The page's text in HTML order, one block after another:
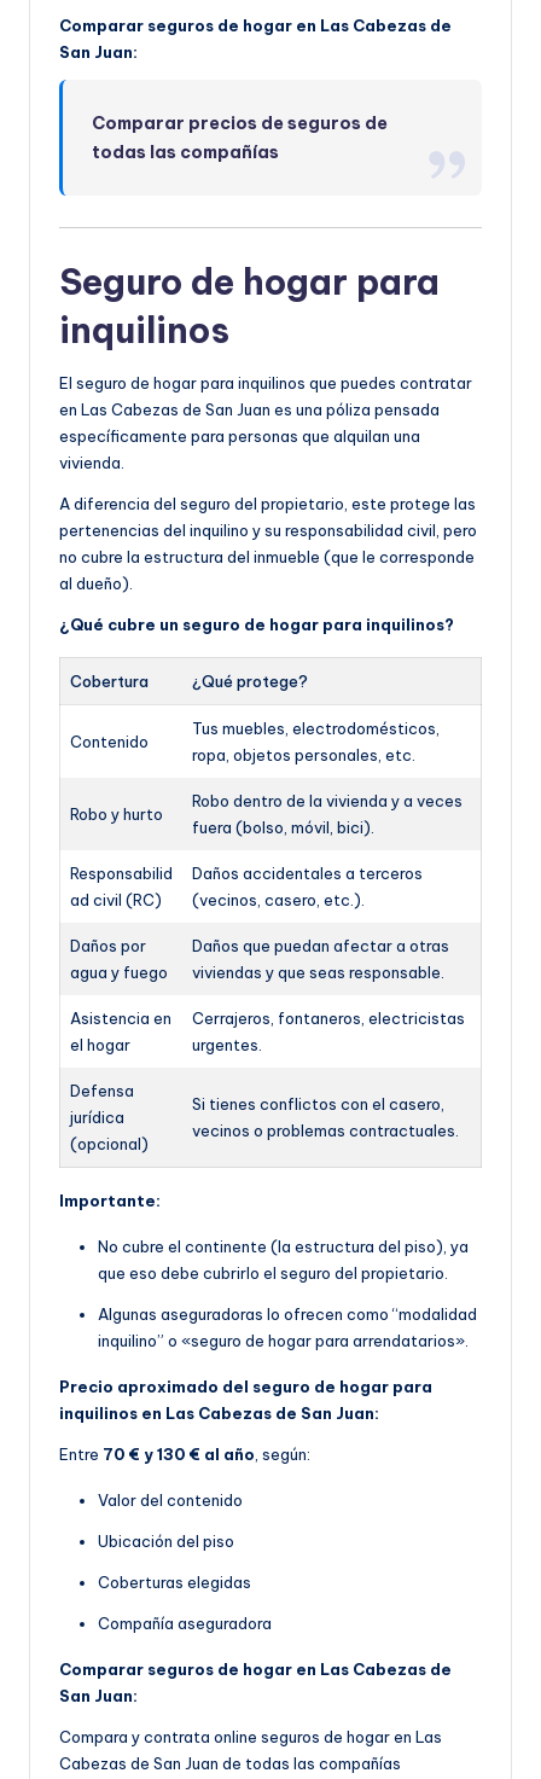
Comparar seguros de hogar en Las Cabezas de
San Juan:
Comparar precios de seguros de
todas las compañías
Seguro de hogar para
inquilinos
El seguro de hogar para inquilinos que puedes contratar
en Las Cabezas de San Juan es una póliza pensada
específicamente para personas que alquilan una
vivienda.
A diferencia del seguro del propietario, este protege las
pertenencias del inquilino y su responsabilidad civil, pero
no cubre la estructura del inmueble (que le corresponde
al dueño).
¿Qué cubre un seguro de hogar para inquilinos?
Cobertura ¿Qué protege?
Contenido
Tus muebles, electrodomésticos,
ropa, objetos personales, etc.
Robo y hurto
Robo dentro de la vivienda y a veces
fuera (bolso, móvil, bici).
Responsabilid
ad civil (RC)
Daños accidentales a terceros
(vecinos, casero, etc.).
Daños por
agua y fuego
Daños que puedan afectar a otras
viviendas y que seas responsable.
Asistencia en
el hogar
Cerrajeros, fontaneros, electricistas
urgentes.
Defensa
jurídica
(opcional)
Si tienes conflictos con el casero,
vecinos o problemas contractuales.
Importante:
No cubre el continente (la estructura del piso), ya
que eso debe cubrirlo el seguro del propietario.
Algunas aseguradoras lo ofrecen como “modalidad
inquilino” o «seguro de hogar para arrendatarios».
Precio aproximado del seguro de hogar para
inquilinos en Las Cabezas de San Juan:
Entre 70 € y 130 € al año, según:
Valor del contenido
Ubicación del piso
Coberturas elegidas
Compañía aseguradora
Comparar seguros de hogar en Las Cabezas de
San Juan:
Compara y contrata online seguros de hogar en Las
Cabezas de San Juan de todas las compañías